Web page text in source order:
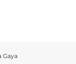
Gaya